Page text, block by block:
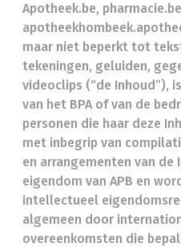
Apotheek.be,
maar niet beperkt tot
tekeningen, geluiden,
videoclips (“de Inhoud”),
van het BPA of van de
personen die haar deze
met inbegrip van
en arrangementen van de
eigendom van APB en
intellectueel
algemeen door
overeenkomsten die